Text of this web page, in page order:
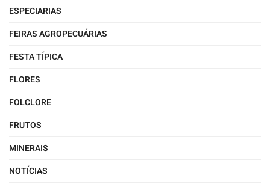
ESPECIARIAS
FEIRAS AGROPECUÁRIAS
FESTA TÍPICA
FLORES
FOLCLORE
FRUTOS
MINERAIS
NOTÍCIAS